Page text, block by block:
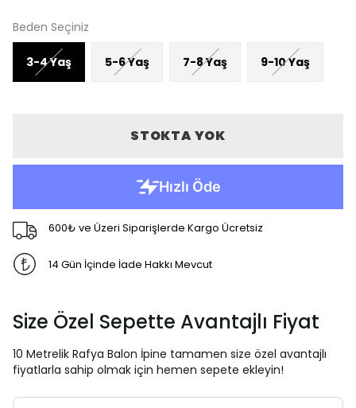
Beden Seçiniz
3-4 Yaş 5-6 Yaş 7-8 Yaş 9-10 Yaş
STOKTA YOK
600₺ ve Üzeri Siparişlerde Kargo Ücretsiz
14 Gün İçinde İade Hakkı Mevcut
Size Özel Sepette Avantajlı Fiyat
10 Metrelik Rafya Balon İpine tamamen size özel avantajlı
fiyatlarla sahip olmak için hemen sepete ekleyin!